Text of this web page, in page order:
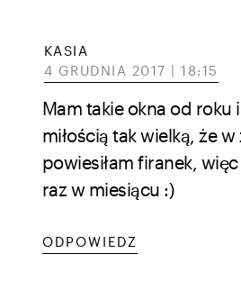
KASIA
4 GRUDNIA 2017 | 18:15
Mam takie okna od roku
miłością tak wielką, że
powiesiłam firanek,
raz w miesiącu :)
ODPOWIEDZ